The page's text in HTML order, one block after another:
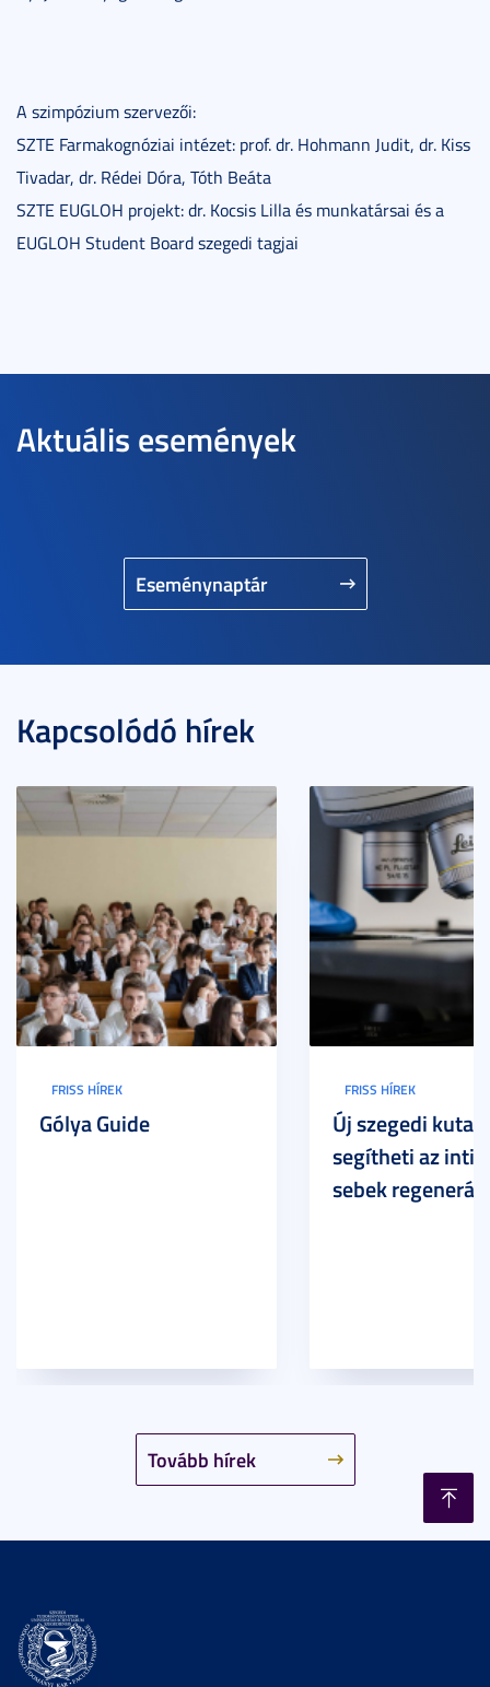
A szimpózium szervezői:
SZTE Farmakognóziai intézet: prof. dr. Hohmann Judit, dr. Kiss
Tivadar, dr. Rédei Dóra, Tóth Beáta
SZTE EUGLOH projekt: dr. Kocsis Lilla és munkatársai és a
EUGLOH Student Board szegedi tagjai
Aktuális események
Eseménynaptár
Kapcsolódó hírek
Tovább hírek
FRISS HÍREK
Gólya Guide
FRISS HÍREK
Új szegedi
segítheti az
sebek